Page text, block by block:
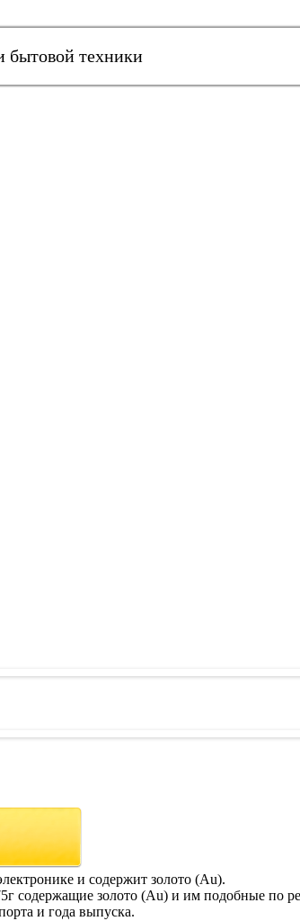
бытовой техники
и содержит золото (Au).
содержащие золото (Au) и им подобные по
и года выпуска.